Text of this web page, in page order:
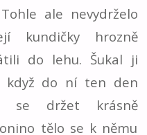
ale nevydrželo
kundičky hrozně
do lehu. Šukal ji
když do ní ten den
se držet krásně
tělo se k němu